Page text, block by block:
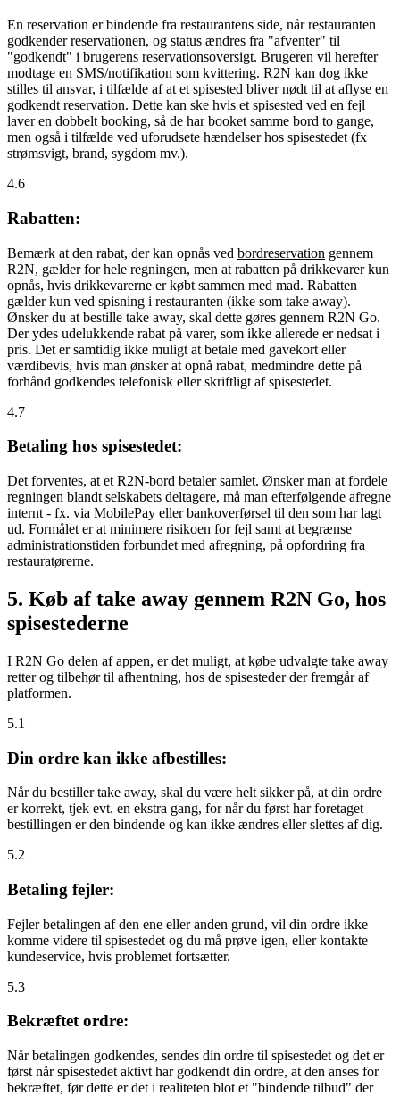
En reservation er bindende fra restaurantens side, når restauranten
godkender reservationen, og status ændres fra "afventer" til
"godkendt" i brugerens reservationsoversigt. Brugeren vil herefter
modtage en SMS/notifikation som kvittering. R2N kan dog ikke
stilles til ansvar, i tilfælde af at et spisested bliver nødt til at aflyse en
godkendt reservation. Dette kan ske hvis et spisested ved en fejl
laver en dobbelt booking, så de har booket samme bord to gange,
men også i tilfælde ved uforudsete hændelser hos spisestedet (fx
strømsvigt, brand, sygdom mv.).
4.6
Rabatten:
Bemærk at den rabat, der kan opnås ved bordreservation gennem
R2N, gælder for hele regningen, men at rabatten på drikkevarer kun
opnås, hvis drikkevarerne er købt sammen med mad. Rabatten
gælder kun ved spisning i restauranten (ikke som take away).
Ønsker du at bestille take away, skal dette gøres gennem R2N Go.
Der ydes udelukkende rabat på varer, som ikke allerede er nedsat i
pris. Det er samtidig ikke muligt at betale med gavekort eller
værdibevis, hvis man ønsker at opnå rabat, medmindre dette på
forhånd godkendes telefonisk eller skriftligt af spisestedet.
4.7
Betaling hos spisestedet:
Det forventes, at et R2N-bord betaler samlet. Ønsker man at fordele
regningen blandt selskabets deltagere, må man efterfølgende afregne
internt - fx. via MobilePay eller bankoverførsel til den som har lagt
ud. Formålet er at minimere risikoen for fejl samt at begrænse
administrationstiden forbundet med afregning, på opfordring fra
restauratørerne.
5. Køb af take away gennem R2N Go, hos
spisestederne
I R2N Go delen af appen, er det muligt, at købe udvalgte take away
retter og tilbehør til afhentning, hos de spisesteder der fremgår af
platformen.
5.1
Din ordre kan ikke afbestilles:
Når du bestiller take away, skal du være helt sikker på, at din ordre
er korrekt, tjek evt. en ekstra gang, for når du først har foretaget
bestillingen er den bindende og kan ikke ændres eller slettes af dig.
5.2
Betaling fejler:
Fejler betalingen af den ene eller anden grund, vil din ordre ikke
komme videre til spisestedet og du må prøve igen, eller kontakte
kundeservice, hvis problemet fortsætter.
5.3
Bekræftet ordre:
Når betalingen godkendes, sendes din ordre til spisestedet og det er
først når spisestedet aktivt har godkendt din ordre, at den anses for
bekræftet, før dette er det i realiteten blot et "bindende tilbud" der